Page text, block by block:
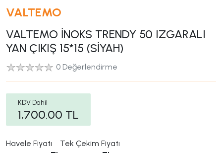
VALTEMO
VALTEMO İNOKS TRENDY 50 IZGARALI
YAN ÇIKIŞ 15*15 (SİYAH)
0 Değerlendirme
KDV Dahil
1,700.00 TL
Havele Fiyatı Tek Çekim Fiyatı